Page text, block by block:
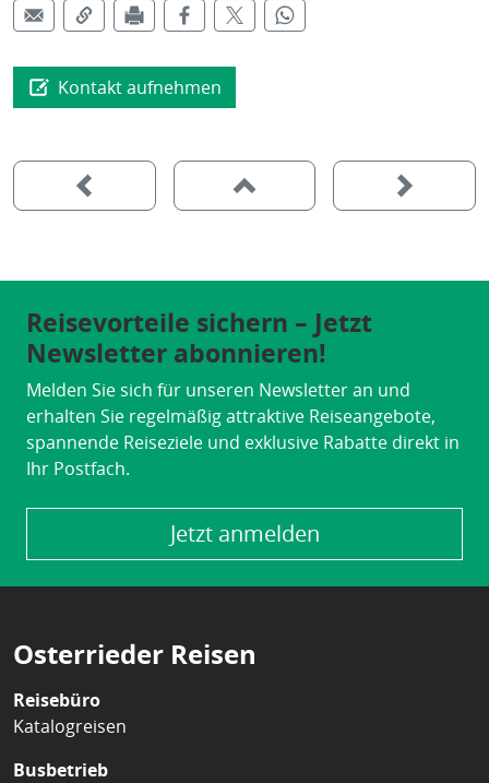
Kontakt aufnehmen
Reisevorteile sichern – Jetzt
Newsletter abonnieren!
Melden Sie sich für unseren Newsletter an und
erhalten Sie regelmäßig attraktive Reiseangebote,
spannende Reiseziele und exklusive Rabatte direkt in
Ihr Postfach.
Jetzt anmelden
Osterrieder Reisen
Reisebüro
Katalogreisen
Busbetrieb